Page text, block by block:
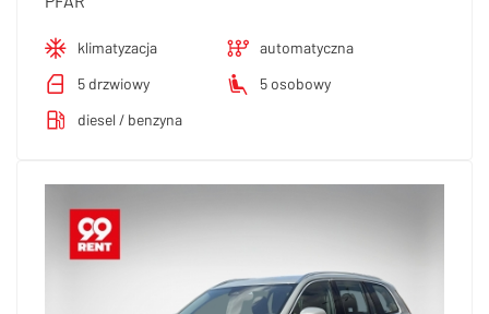
klimatyzacja
automatyczna
5 drzwiowy
5 osobowy
diesel / benzyna